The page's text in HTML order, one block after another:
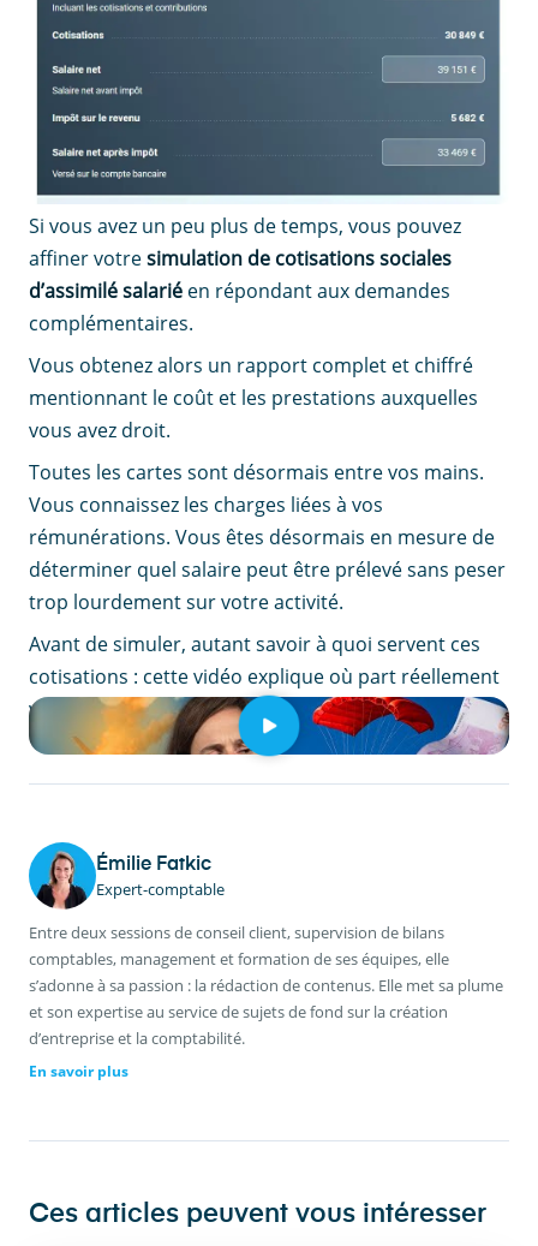
Si vous avez un peu plus de temps, vous pouvez
affiner votresimulation de cotisations sociales
d’assimilé salarié en répondant aux demandes
complémentaires.
Vous obtenez alors un rapport complet et chiffré
mentionnant le coût et les prestations auxquelles
vous avez droit.
Toutes les cartes sont désormais entre vos mains.
Vous connaissez les charges liées à vos
rémunérations. Vous êtes désormais en mesure de
déterminer quel salaire peut être prélevé sans peser
trop lourdement sur votre activité.
Avant de simuler, autant savoir à quoi servent ces
cotisations : cette vidéo explique où part réellement
votre argent URSSAF.
Émilie Fatkic
Expert-comptable
Entre deux sessions de conseil client, supervision de bilans
comptables, management et formation de ses équipes, elle
s’adonne à sa passion : la rédaction de contenus. Elle met sa plume
et son expertise au service de sujets de fond sur la création
d’entreprise et la comptabilité.
En savoir plus
Ces articles peuvent vous intéresser